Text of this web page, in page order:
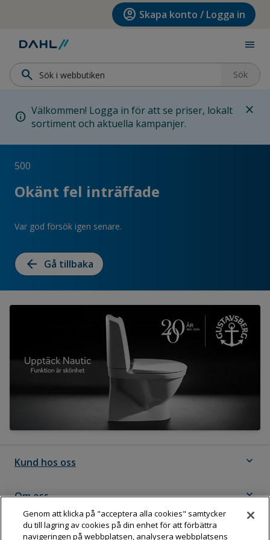
Hoppa till huvudinnehållet account_circle Skapa konto / Logga in
menu
search Sök
info Välkommen! Logga in för att se priser, lokalt
sortiment och aktuella kampanjer.
close
500
Okänt fel inträffade
Var god försök igen senare.
arrow_back Gå tillbaka
Kund hos oss expand_more
Om oss expand_more
Följ Dahl
Genom att klicka på "acceptera alla cookies" samtycker
du till lagring av cookies på din enhet för att förbättra
navigeringen på webbplatsen, analysera webbplatsens